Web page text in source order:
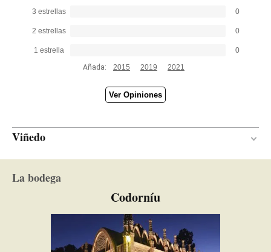
3 estrellas 0
2 estrellas 0
1 estrella
0
Añada:
2015 2019 2021
Ver Opiniones
Viñedo
La bodega
Codorníu